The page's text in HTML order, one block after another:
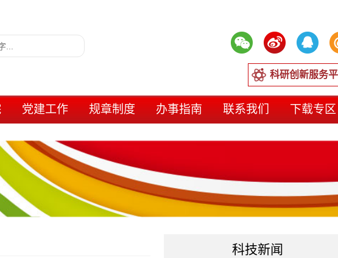
科研创新服务
党建工作 规章制度 办事指南 联系我们 下载专区
科技新闻